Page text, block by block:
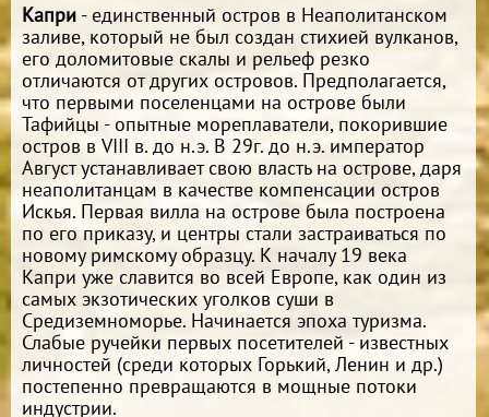
Капри - единственный остров в Неаполитанском
заливе, который не был создан стихией вулканов,
его доломитовые скалы и рельеф резко
отличаются от других островов. Предполагается,
что первыми поселенцами на острове были
Тафийцы - опытные мореплаватели, покорившие
остров в VIII в. до н.э. В 29г. до н.э. император
Август устанавливает свою власть на острове, даря
неаполитанцам в качестве компенсации остров
Искья. Первая вилла на острове была построена
по его приказу, и центры стали застраиваться по
новому римскому образцу. К началу 19 века
Капри уже славится во всей Европе, как один из
самых экзотических уголков суши в
Средиземноморье. Начинается эпоха туризма.
Слабые ручейки первых посетителей - известных
личностей (среди которых Горький, Ленин и др.)
постепенно превращаются в мощные потоки
индустрии.